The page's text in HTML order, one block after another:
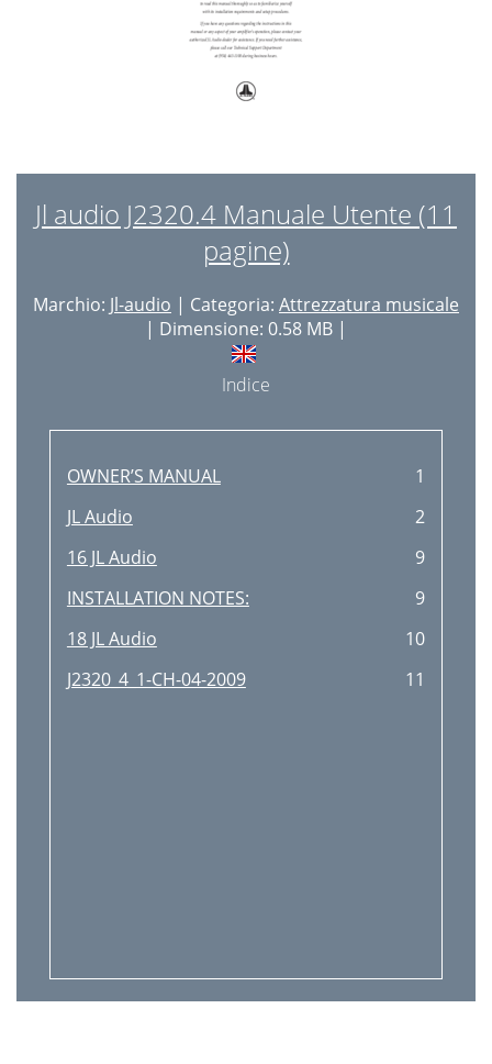
Jl audio J2320.4 Manuale Utente (11
pagine)
Marchio: Jl-audio | Categoria: Attrezzatura musicale
| Dimensione: 0.58 MB |
Indice
OWNER’S MANUAL
1
JL Audio
2
16 JL Audio
9
INSTALLATION NOTES:
9
18 JL Audio
10
J2320_4_1-CH-04-2009
11